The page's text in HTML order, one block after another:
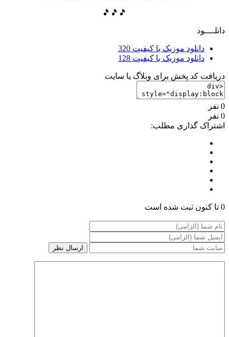
🎵🎵🎵
دانلــــود
دانلود موزیک با کیفیت 320
دانلود موزیک با کیفیت 128
دریافت کد پخش برای وبلاگ یا سایت
0 نفر
0 نفر
اشتراک گذاری مطلب:
0 تا کنون ثبت شده است